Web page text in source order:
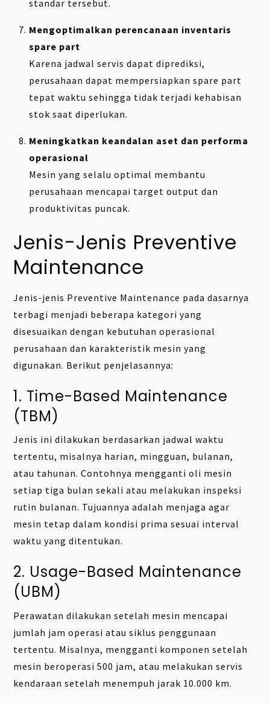
standar tersebut.
Mengoptimalkan perencanaan inventaris
spare part
Karena jadwal servis dapat diprediksi,
perusahaan dapat mempersiapkan spare part
tepat waktu sehingga tidak terjadi kehabisan
stok saat diperlukan.
Meningkatkan keandalan aset dan performa
operasional
Mesin yang selalu optimal membantu
perusahaan mencapai target output dan
produktivitas puncak.
Jenis-Jenis Preventive
Maintenance
Jenis-jenis Preventive Maintenance pada dasarnya
terbagi menjadi beberapa kategori yang
disesuaikan dengan kebutuhan operasional
perusahaan dan karakteristik mesin yang
digunakan. Berikut penjelasannya:
1. Time-Based Maintenance
(TBM)
Jenis ini dilakukan berdasarkan jadwal waktu
tertentu, misalnya harian, mingguan, bulanan,
atau tahunan. Contohnya mengganti oli mesin
setiap tiga bulan sekali atau melakukan inspeksi
rutin bulanan. Tujuannya adalah menjaga agar
mesin tetap dalam kondisi prima sesuai interval
waktu yang ditentukan.
2. Usage-Based Maintenance
(UBM)
Perawatan dilakukan setelah mesin mencapai
jumlah jam operasi atau siklus penggunaan
tertentu. Misalnya, mengganti komponen setelah
mesin beroperasi 500 jam, atau melakukan servis
kendaraan setelah menempuh jarak 10.000 km.